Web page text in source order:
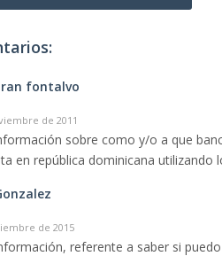
fontalvo
de 2011
sobre como y/o a que
en república dominicana utilizando
de 2015
referente a saber si